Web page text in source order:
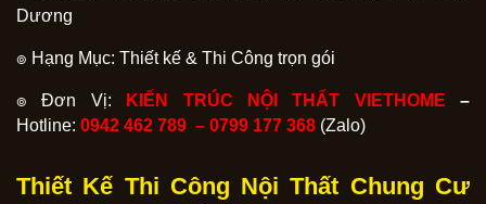
Dương
๏ Hạng Mục: Thiết kế & Thi Công trọn gói
๏ Đơn Vị: KIẾN TRÚC NỘI THẤT VIETHOME –
Hotline: 0942 462 789 – 0799 177 368 (Zalo)
Thiết Kế Thi Công Nội Thất Chung Cư